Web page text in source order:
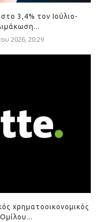
3,4% τον Ιούλιο-
2026, 20:29
χρηματοοικονομικός